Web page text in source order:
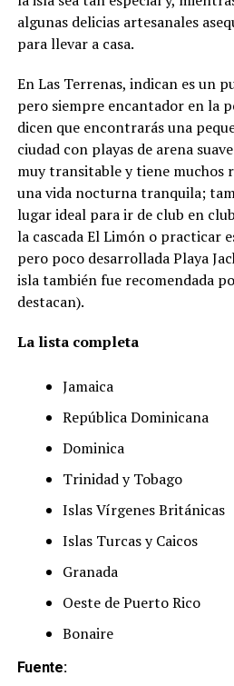
algunas delicias artesanales
para llevar a casa.
En Las Terrenas, indican es un
pero siempre encantador en la
dicen que encontrarás una
ciudad con playas de arena
muy transitable y tiene muchos
una vida nocturna tranquila;
lugar ideal para ir de club en
la cascada El Limón o practicar
pero poco desarrollada Playa
isla también fue recomendada
destacan).
La lista completa
Jamaica
República Dominicana
Dominica
Trinidad y Tobago
Islas Vírgenes Británicas
Islas Turcas y Caicos
Granada
Oeste de Puerto Rico
Bonaire
Fuente: